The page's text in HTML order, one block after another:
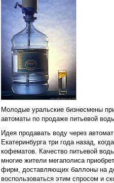
Молодые уральские бизнесмены
автоматы по продаже питьевой
Идея продавать воду через
Екатеринбурга три года назад,
кофематов. Качество питьевой
многие жители мегаполиса
фирм, доставляющих баллоны на
воспользоваться этим спросом и